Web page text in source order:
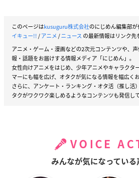
このページはkusuguru株式会社のにじめん編集部が
イキュー!!/アニメ/ニュース の最新情報はリンク先
アニメ・ゲーム・漫画などの2次元コンテンツや、
報・話題をお届けする情報メディア「にじめん」。
女性向けアニメをはじめ、少年アニメやキャラクタ
マーにも幅を広げ、オタクが気になる情報を幅広く
さらに、アンケート・ランキング・オタ活（推し活
タクがワクワク楽しめるようなコンテンツも発信して
VOICE
みんなが気になっている